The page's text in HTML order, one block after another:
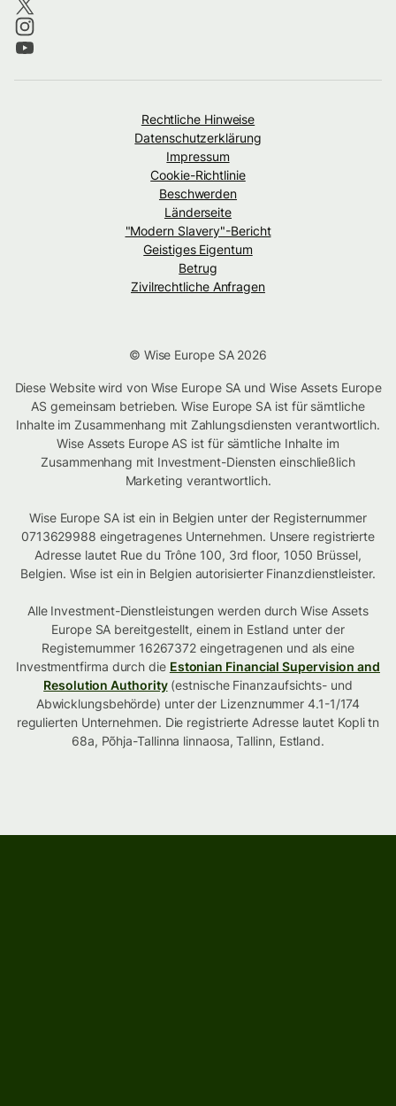
Rechtliche Hinweise
Datenschutzerklärung
Impressum
Cookie-Richtlinie
Beschwerden
Länderseite
"Modern Slavery"-Bericht
Geistiges Eigentum
Betrug
Zivilrechtliche Anfragen
© Wise Europe SA 2026
Diese Website wird von Wise Europe SA und Wise Assets Europe
AS gemeinsam betrieben. Wise Europe SA ist für sämtliche
Inhalte im Zusammenhang mit Zahlungsdiensten verantwortlich.
Wise Assets Europe AS ist für sämtliche Inhalte im
Zusammenhang mit Investment-Diensten einschließlich
Marketing verantwortlich.
Wise Europe SA ist ein in Belgien unter der Registernummer
0713629988 eingetragenes Unternehmen. Unsere registrierte
Adresse lautet Rue du Trône 100, 3rd floor, 1050 Brüssel,
Belgien. Wise ist ein in Belgien autorisierter Finanzdienstleister.
Alle Investment-Dienstleistungen werden durch Wise Assets
Europe SA bereitgestellt, einem in Estland unter der
Registernummer 16267372 eingetragenen und als eine
Investmentfirma durch die Estonian Financial Supervision and
Resolution Authority(estnische Finanzaufsichts- und
Abwicklungsbehörde) unter der Lizenznummer 4.1-1/174
regulierten Unternehmen. Die registrierte Adresse lautet Kopli tn
68a, Põhja-Tallinna linnaosa, Tallinn, Estland.